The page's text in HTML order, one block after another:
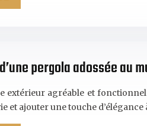
pergola adossée au
extérieur agréable et
et ajouter une touche